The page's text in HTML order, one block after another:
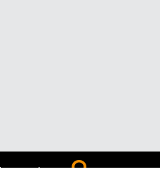
התשלום באתר WOW מאובטח בטכנולוגית SSL